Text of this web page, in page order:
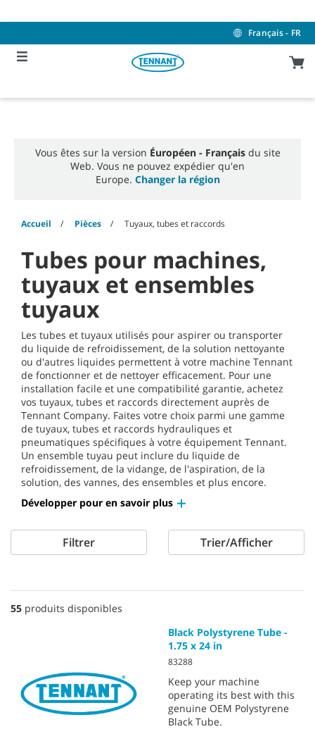
to
to
menu
Français - FR
Vous êtes sur la version Éuropéen - Françaisdu site
Web. Vous ne pouvez expédier qu'en
Europe. Changer la région
Accueil Pièces Tuyaux, tubes et raccords
Tubes pour machines,
tuyaux et ensembles
tuyaux
Les tubes et tuyaux utilisés pour aspirer ou transporter
du liquide de refroidissement, de la solution nettoyante
ou d'autres liquides permettent à votre machine Tennant
de fonctionner et de nettoyer efficacement. Pour une
installation facile et une compatibilité garantie, achetez
vos tuyaux, tubes et raccords directement auprès de
Tennant Company. Faites votre choix parmi une gamme
de tuyaux, tubes et raccords hydrauliques et
pneumatiques spécifiques à votre équipement Tennant.
Un ensemble tuyau peut inclure du liquide de
refroidissement, de la vidange, de l'aspiration, de la
solution, des vannes, des ensembles et plus encore.
Développer pour en savoir plus
Filtrer Trier/Afficher
55 produits disponibles
Black Polystyrene Tube -
1.75 x 24 in
83288
Keep your machine
operating its best with this
genuine OEM Polystyrene
Black Tube.